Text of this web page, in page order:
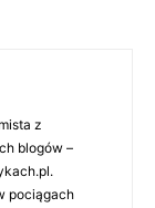
z
blogów –
pociągach